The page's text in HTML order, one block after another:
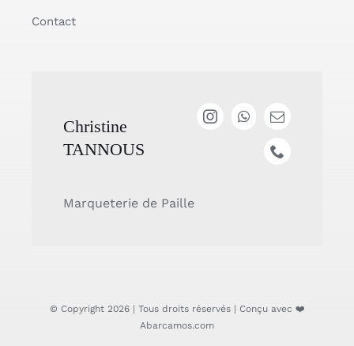
Contact
Christine
TANNOUS
Marqueterie de Paille
© Copyright 2026 | Tous droits réservés | Conçu avec ❤️
Abarcamos.com